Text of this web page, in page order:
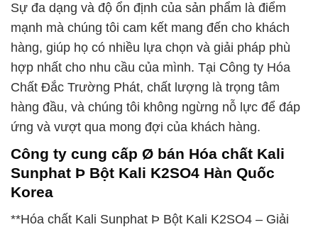
Sự đa dạng và độ ổn định của sản phẩm là điểm
mạnh mà chúng tôi cam kết mang đến cho khách
hàng, giúp họ có nhiều lựa chọn và giải pháp phù
hợp nhất cho nhu cầu của mình. Tại Công ty Hóa
Chất Đắc Trường Phát, chất lượng là trọng tâm
hàng đầu, và chúng tôi không ngừng nỗ lực để đáp
ứng và vượt qua mong đợi của khách hàng.
Công ty cung cấp Ø bán Hóa chất Kali
Sunphat Þ Bột Kali K2SO4 Hàn Quốc
Korea
**Hóa chất Kali Sunphat Þ Bột Kali K2SO4 – Giải